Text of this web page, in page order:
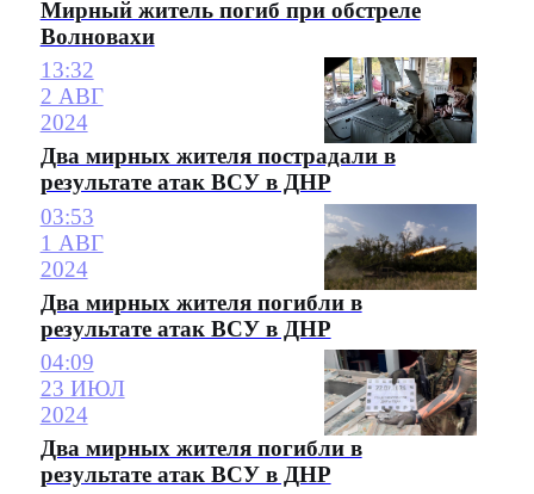
Мирный житель погиб при обстреле
Волновахи
13:32
2 АВГ
2024
Два мирных жителя пострадали в
результате атак ВСУ в ДНР
03:53
1 АВГ
2024
Два мирных жителя погибли в
результате атак ВСУ в ДНР
04:09
23 ИЮЛ
2024
Два мирных жителя погибли в
результате атак ВСУ в ДНР